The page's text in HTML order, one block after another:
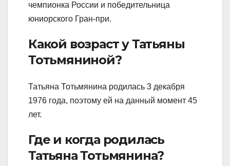
чемпионка России и победительница
юниорского Гран-при.
Какой возраст у Татьяны
Тотьмяниной?
Татьяна Тотьмянина родилась 3 декабря
1976 года, поэтому ей на данный момент 45
лет.
Где и когда родилась
Татьяна Тотьмянина?